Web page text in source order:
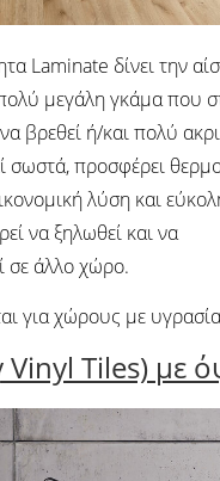
Laminate δίνει την
μεγάλη γκάμα που
βρεθεί ή/και πολύ
σωστά, προσφέρει
λύση και
να ξηλωθεί και να
σε άλλο χώρο.
για χώρους με
Vinyl Tiles) με